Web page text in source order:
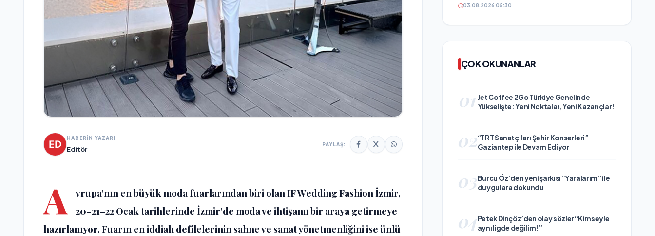
HABERİN YAZARI
Editör
PAYLAŞ:
A
vrupa’nın en büyük moda fuarlarından biri olan IF Wedding Fashion İzmir,
20–21–22 Ocak tarihlerinde İzmir’de moda ve ihtişamı bir araya getirmeye
hazırlanıyor. Fuarın en iddialı defilelerinin sahne ve sanat yönetmenliğini ise ünlü
03.08.2026 05:30
ÇOK OKUNANLAR
01 Jet Coffee 2Go Türkiye Genelinde
Yükselişte: Yeni Noktalar, Yeni Kazançlar!
02“TRT Sanatçıları Şehir Konserleri”
Gaziantep ile Devam Ediyor
03Burcu Öz’den yeni şarkısı “Yaralarım” ile
duygulara dokundu
04Petek Dinçöz’den olay sözler “Kimseyle
aynı ligde değilim!”